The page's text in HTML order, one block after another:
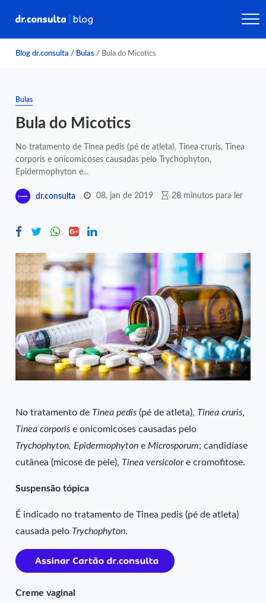
Blog dr.consulta / Bulas / Bula do Micotics
Bulas
Bula do Micotics
No tratamento de Tinea pedis (pé de atleta), Tinea cruris, Tinea
corporis e onicomicoses causadas pelo Trychophyton,
Epidermophyton e...
dr.consulta 08, jan de 2019 28 minutos para ler
No tratamento de Tinea pedis (pé de atleta), Tinea cruris,
Tinea corporis e onicomicoses causadas pelo
Trychophyton, Epidermophyton e Microsporum; candidíase
cutânea (micose de pele), Tinea versicolore cromofitose.
Suspensão tópica
É indicado no tratamento de Tinea pedis (pé de atleta)
causada pelo Trychophyton.
Creme vaginal